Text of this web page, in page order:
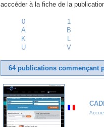
acccéder à la fiche de la
0 1
A
B
K
L
U
V
64 publications commençant